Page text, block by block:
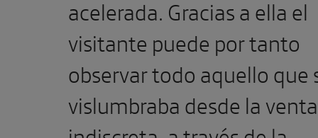
acelerada. Gracias a ella el
visitante puede por tanto
observar todo aquello que
vislumbraba desde la